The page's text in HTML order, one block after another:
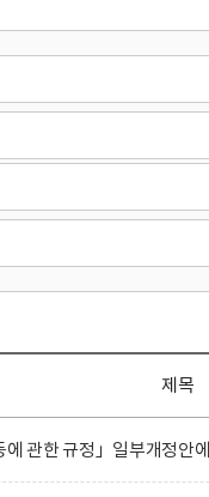
제목
에 관한 규정」일부개정안